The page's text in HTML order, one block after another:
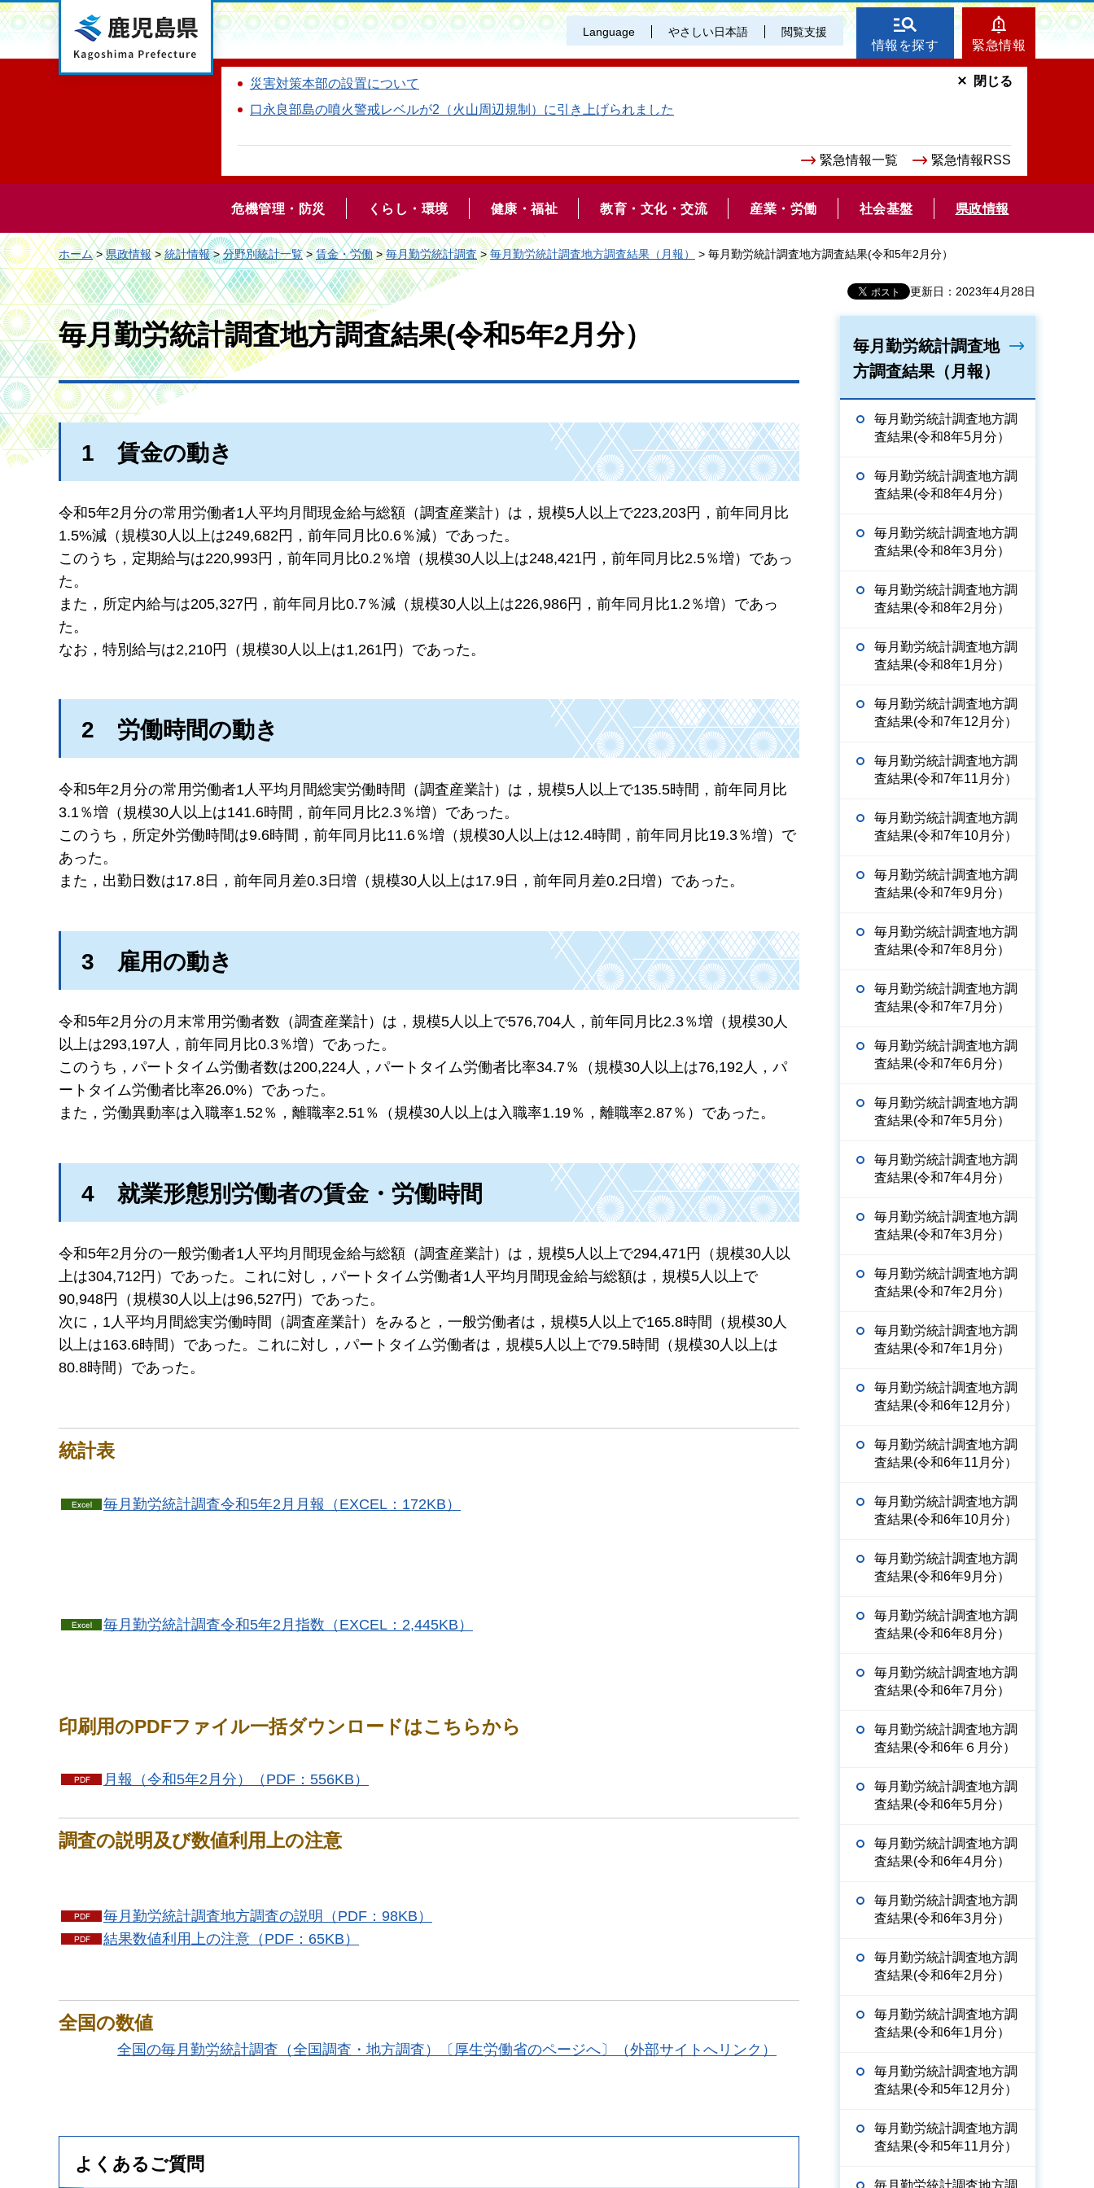
鹿児島県 Language やさしい日本語 閲覧支援
情報を探す 緊急情報
災害対策本部の設置について
口永良部島の噴火警戒レベルが2（火山周辺規制）に引き上げられました
緊急情報一覧 緊急情報RSS
閉じる
危機管理・防災 くらし・環境 健康・福祉 教育・文化・交流 産業・労働 社会基盤 県政情報
ホーム>県政情報>統計情報>分野別統計一覧>賃金・労働>毎月勤労統計調査>毎月勤労統計調査地方調査結果（月報） > 毎月勤労統計調査地方調査結果(令和5年2月分）
更新日：2023年4月28日
毎月勤労統計調査地方調査結果(令和5年2月分）
1 賃金の動き
令和5年2月分の常用労働者1人平均月間現金給与総額（調査産業計）は，規模5人以上で223,203円，前年同月比
1.5%減（規模30人以上は249,682円，前年同月比0.6％減）であった。
このうち，定期給与は220,993円，前年同月比0.2％増（規模30人以上は248,421円，前年同月比2.5％増）であっ
た。
また，所定内給与は205,327円，前年同月比0.7％減（規模30人以上は226,986円，前年同月比1.2％増）であっ
た。
なお，特別給与は2,210円（規模30人以上は1,261円）であった。
2 労働時間の動き
令和5年2月分の常用労働者1人平均月間総実労働時間（調査産業計）は，規模5人以上で135.5時間，前年同月比
3.1％増（規模30人以上は141.6時間，前年同月比2.3％増）であった。
このうち，所定外労働時間は9.6時間，前年同月比11.6％増（規模30人以上は12.4時間，前年同月比19.3％増）で
あった。
また，出勤日数は17.8日，前年同月差0.3日増（規模30人以上は17.9日，前年同月差0.2日増）であった。
3 雇用の動き
令和5年2月分の月末常用労働者数（調査産業計）は，規模5人以上で576,704人，前年同月比2.3％増（規模30人
以上は293,197人，前年同月比0.3％増）であった。
このうち，パートタイム労働者数は200,224人，パートタイム労働者比率34.7％（規模30人以上は76,192人，パ
ートタイム労働者比率26.0%）であった。
また，労働異動率は入職率1.52％，離職率2.51％（規模30人以上は入職率1.19％，離職率2.87％）であった。
4 就業形態別労働者の賃金・労働時間
令和5年2月分の一般労働者1人平均月間現金給与総額（調査産業計）は，規模5人以上で294,471円（規模30人以
上は304,712円）であった。これに対し，パートタイム労働者1人平均月間現金給与総額は，規模5人以上で
90,948円（規模30人以上は96,527円）であった。
次に，1人平均月間総実労働時間（調査産業計）をみると，一般労働者は，規模5人以上で165.8時間（規模30人
以上は163.6時間）であった。これに対し，パートタイム労働者は，規模5人以上で79.5時間（規模30人以上は
80.8時間）であった。
統計表
毎月勤労統計調査令和5年2月月報（EXCEL：172KB）
毎月勤労統計調査令和5年2月指数（EXCEL：2,445KB）
印刷用のPDFファイル一括ダウンロードはこちらから
月報（令和5年2月分）（PDF：556KB）
調査の説明及び数値利用上の注意
毎月勤労統計調査地方調査の説明（PDF：98KB）
結果数値利用上の注意（PDF：65KB）
全国の数値
全国の毎月勤労統計調査（全国調査・地方調査）〔厚生労働省のページへ〕（外部サイトへリンク）
よくあるご質問
毎月勤労統計調査地
方調査結果（月報）
毎月勤労統計調査地方調
査結果(令和8年5月分）
毎月勤労統計調査地方調
査結果(令和8年4月分）
毎月勤労統計調査地方調
査結果(令和8年3月分）
毎月勤労統計調査地方調
査結果(令和8年2月分）
毎月勤労統計調査地方調
査結果(令和8年1月分）
毎月勤労統計調査地方調
査結果(令和7年12月分）
毎月勤労統計調査地方調
査結果(令和7年11月分）
毎月勤労統計調査地方調
査結果(令和7年10月分）
毎月勤労統計調査地方調
査結果(令和7年9月分）
毎月勤労統計調査地方調
査結果(令和7年8月分）
毎月勤労統計調査地方調
査結果(令和7年7月分）
毎月勤労統計調査地方調
査結果(令和7年6月分）
毎月勤労統計調査地方調
査結果(令和7年5月分）
毎月勤労統計調査地方調
査結果(令和7年4月分）
毎月勤労統計調査地方調
査結果(令和7年3月分）
毎月勤労統計調査地方調
査結果(令和7年2月分）
毎月勤労統計調査地方調
査結果(令和7年1月分）
毎月勤労統計調査地方調
査結果(令和6年12月分）
毎月勤労統計調査地方調
査結果(令和6年11月分）
毎月勤労統計調査地方調
査結果(令和6年10月分）
毎月勤労統計調査地方調
査結果(令和6年9月分）
毎月勤労統計調査地方調
査結果(令和6年8月分）
毎月勤労統計調査地方調
査結果(令和6年7月分）
毎月勤労統計調査地方調
査結果(令和6年６月分）
毎月勤労統計調査地方調
査結果(令和6年5月分）
毎月勤労統計調査地方調
査結果(令和6年4月分）
毎月勤労統計調査地方調
査結果(令和6年3月分）
毎月勤労統計調査地方調
査結果(令和6年2月分）
毎月勤労統計調査地方調
査結果(令和6年1月分）
毎月勤労統計調査地方調
査結果(令和5年12月分）
毎月勤労統計調査地方調
査結果(令和5年11月分）
毎月勤労統計調査地方調